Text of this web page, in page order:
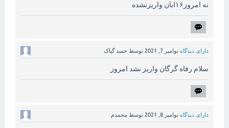
نه امروز۱۶ابان واریزنشده
دارای دیدگاه نوامبر 7, 2021 توسط حمید گیاک
سلام رفاه گرگان واریز نشد امروز
دارای دیدگاه نوامبر 8, 2021 توسط محمدم